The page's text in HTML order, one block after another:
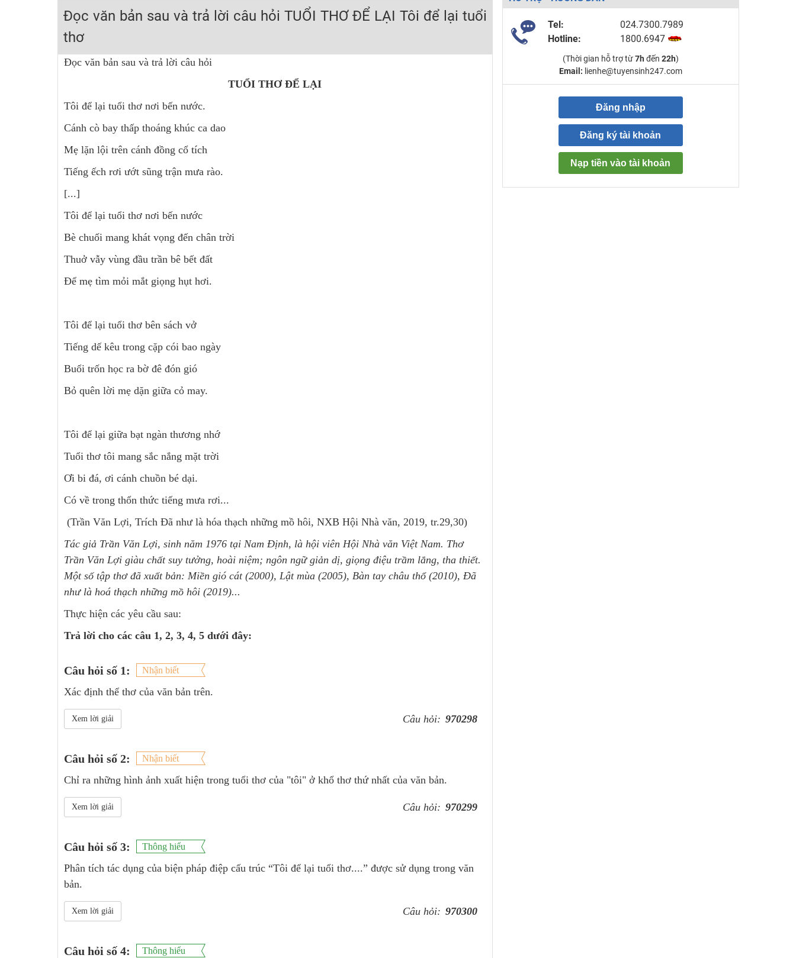
Học online lớp 2 với thầy cô giáo giỏi, nổi tiếng
Khuyến Mãi Khoá Học 1K Chỉ Từ 11-13/09/2024
Đồng giá khóa học 499K - 399K (13/11-15/11)
Khai giảng các khóa lớp 9 Toán - Lý - Hóa - Văn - Anh năm 2018
Đọc văn bản sau và trả lời câu hỏi TUỔI THƠ ĐỂ LẠI Tôi để lại tuổi
thơ
Đọc văn bản sau và trả lời câu hỏi
TUỔI THƠ ĐỂ LẠI
Tôi để lại tuổi thơ nơi bến nước.
Cánh cò bay thấp thoáng khúc ca dao
Mẹ lặn lội trên cánh đồng cổ tích
Tiếng ếch rơi ướt sũng trận mưa rào.
[...]
Tôi để lại tuổi thơ nơi bến nước
Bè chuối mang khát vọng đến chân trời
Thuở vẫy vùng đầu trần bê bết đất
Để mẹ tìm mỏi mắt giọng hụt hơi.
Tôi để lại tuổi thơ bên sách vở
Tiếng dế kêu trong cặp cói bao ngày
Buổi trốn học ra bờ đê đón gió
Bỏ quên lời mẹ dặn giữa cỏ may.
Tôi để lại giữa bạt ngàn thương nhớ
Tuổi thơ tôi mang sắc nắng mặt trời
Ơi bi đá, ơi cánh chuồn bé dại.
Có về trong thổn thức tiếng mưa rơi...
(Trần Văn Lợi, Trích Đã như là hóa thạch những mồ hôi, NXB Hội Nhà văn, 2019, tr.29,30)
Tác giả Trần Văn Lợi, sinh năm 1976 tại Nam Định, là hội viên Hội Nhà văn Việt Nam. Thơ
Trần Văn Lợi giàu chất suy tưởng, hoài niệm; ngôn ngữ giản dị, giọng điệu trầm lắng, tha thiết.
Một số tập thơ đã xuất bản: Miền gió cát (2000), Lật mùa (2005), Bàn tay châu thổ (2010), Đã
như là hoá thạch những mồ hôi (2019)...
Thực hiện các yêu cầu sau:
Trả lời cho các câu 1, 2, 3, 4, 5 dưới đây:
Câu hỏi số 1: Nhận biết
Xác định thể thơ của văn bản trên.
Xem lời giải Câu hỏi: 970298
Câu hỏi số 2: Nhận biết
Chỉ ra những hình ảnh xuất hiện trong tuổi thơ của "tôi" ở khổ thơ thứ nhất của văn bản.
Xem lời giải Câu hỏi: 970299
Câu hỏi số 3: Thông hiểu
Phân tích tác dụng của biện pháp điệp cấu trúc “Tôi để lại tuổi thơ....” được sử dụng trong văn
bản.
Xem lời giải Câu hỏi: 970300
Câu hỏi số 4: Thông hiểu
Tel:
024.7300.7989
Hotline:
1800.6947
(Thời gian hỗ trợ từ7h đến 22h)
Email: lienhe@tuyensinh247.com
Đăng nhập
Đăng ký tài khoản
Nạp tiền vào tài khoản